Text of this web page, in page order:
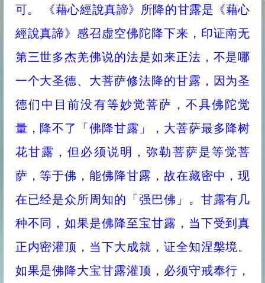
可。 《藉心經說真諦》所降的甘露是《藉心
經說真諦》感召虚空佛陀降下来，印证南无
第三世多杰羌佛说的法是如来正法，不是哪
一个大圣德、大菩萨修法降的甘露，因为圣
德们中目前没有等妙觉菩萨，不具佛陀觉
量，降不了「佛降甘露」，大菩萨最多降树
花甘露，但必须说明，弥勒菩萨是等觉菩
萨，等于佛，能佛降甘露，故在藏密中，现
在已经是众所周知的「强巴佛」。甘露有几
种不同，如果是佛降至宝甘露，当下受到真
正内密灌顶，当下大成就，证全知涅槃境。
如果是佛降大宝甘露灌顶，必须守戒奉行，